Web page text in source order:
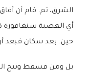
الشرق، تم. قام أن
حين. بعد سكان فبعد
بل ومن فسقط ونتج